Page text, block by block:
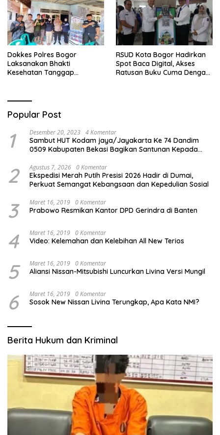
Dokkes Polres Bogor
Laksanakan Bhakti
Kesehatan Tanggap
RSUD Kota Bogor Hadirkan
Spot Baca Digital, Akses
Ratusan Buku Cuma Dengan
Popular Post
1 Desember 20, 2023 4 Komentar
Sambut HUT Kodam jaya/Jayakarta Ke 74 Dandim
0509 Kabupaten Bekasi Bagikan Santunan Kepada
2 Agustus 7, 2026 0 Komentar
Ekspedisi Merah Putih Presisi 2026 Hadir di Dumai,
Perkuat Semangat Kebangsaan dan Kepedulian Sosial
3 Maret 16, 2019 0 Komentar
Prabowo Resmikan Kantor DPD Gerindra di Banten
4 Maret 16, 2019 0 Komentar
Video: Kelemahan dan Kelebihan All New Terios
5 Maret 16, 2019 0 Komentar
Aliansi Nissan-Mitsubishi Luncurkan Livina Versi Mungil
6 Maret 16, 2019 0 Komentar
Sosok New Nissan Livina Terungkap, Apa Kata NMI?
Berita Hukum dan Kriminal